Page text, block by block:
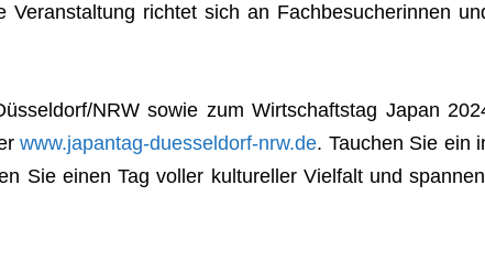
Ver­an­stal­tung rich­tet sich an Fach­be­su­che­rin­nen
NRW sowie zum Wirt­schafts­tag Japan
www.japantag-duesseldorf-nrw.de. Tau­chen Sie ein
Sie einen Tag vol­ler kul­tu­rel­ler Viel­falt und